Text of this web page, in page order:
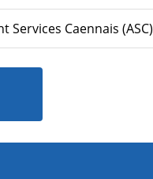
Services Caennais (ASC)